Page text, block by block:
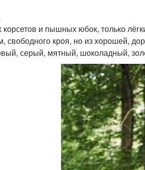
корсетов и пышных юбок, только
свободного кроя, но из хорошей,
серый, мятный, шоколадный,